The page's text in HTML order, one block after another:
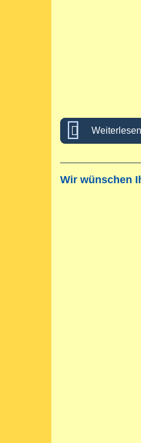
Weiterlesen
Wir wünschen